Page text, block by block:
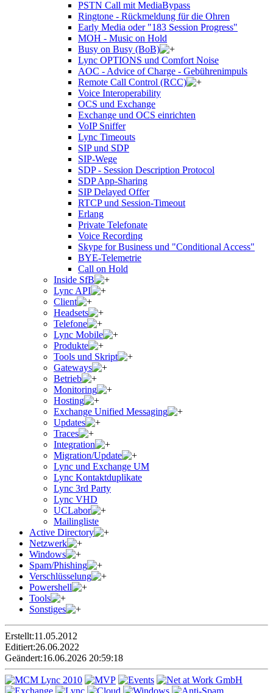
PSTN Call mit MediaBypass
Ringtone - Rückmeldung für die Ohren
Early Media oder "183 Session Progress"
MOH - Music on Hold
Busy on Busy (BoB)
Lync OPTIONS und Comfort Noise
AOC - Advice of Charge - Gebührenimpuls
Remote Call Control (RCC)
Voice Interoperability
OCS und Exchange
Exchange und OCS einrichten
VoIP Sniffer
Lync Timeouts
SIP und SDP
SIP-Wege
SDP - Session Description Protocol
SDP App-Sharing
SIP Delayed Offer
RTCP und Session-Timeout
Erlang
Private Telefonate
Voice Recording
Skype for Business und "Conditional Access"
BYE-Telemetrie
Call on Hold
Inside SfB
Lync API
Client
Headsets
Telefone
Lync Mobile
Produkte
Tools und Skript
Gateways
Betrieb
Monitoring
Hosting
Exchange Unified Messaging
Updates
Traces
Integration
Migration/Update
Lync und Exchange UM
Lync Kontaktduplikate
Lync 3rd Party
Lync VHD
UCLabor
Mailingliste
Active Directory
Netzwerk
Windows
Spam/Phishing
Verschlüsselung
Powershell
Tools
Sonstiges
Erstellt:11.05.2012
Editiert:26.06.2022
Geändert:16.06.2026 20:59:18